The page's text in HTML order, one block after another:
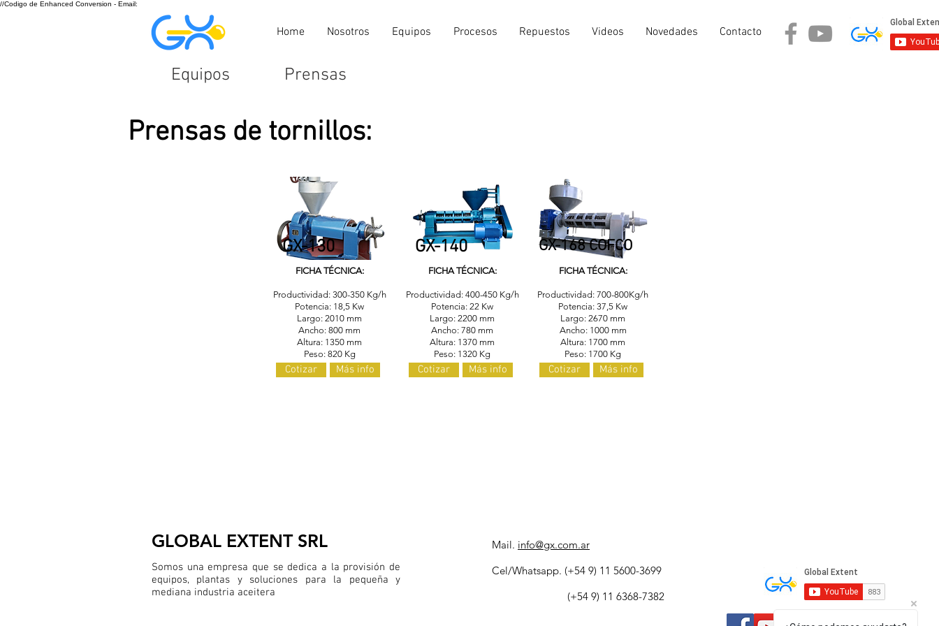
//Codigo de Enhanced Conversion - Email:
Home Nosotros Equipos Procesos Repuestos Videos Novedades Contacto
Equipos Prensas
Prensas de tornillos:
Cotizar Más info
FICHA TÉCNICA:
Productividad: 300-350 Kg/h
Potencia: 18,5 Kw
Largo: 2010 mm
Ancho: 800 mm
Altura: 1350 mm
Peso: 820 Kg
GX-130
Cotizar Más info
FICHA TÉCNICA:
Productividad: 400-450 Kg/h
Potencia: 22 Kw
Largo: 2200 mm
Ancho: 780 mm
Altura: 1370 mm
Peso: 1320 Kg
GX-140
Cotizar Más info
FICHA TÉCNICA:
Productividad: 700-800Kg/h
Potencia: 37,5 Kw
Largo: 2670 mm
Ancho: 1000 mm
Altura: 1700 mm
Peso: 1700 Kg
GX-168 COFCO
GLOBAL EXTENT SRL
Somos una empresa que se dedica a la provisión de
equipos, plantas y soluciones para la pequeña y
mediana industria aceitera
Mail. info@gx.com.ar
Cel/Whatsapp. (+54 9) 11 5600-3699
(+54 9) 11 6368-7382